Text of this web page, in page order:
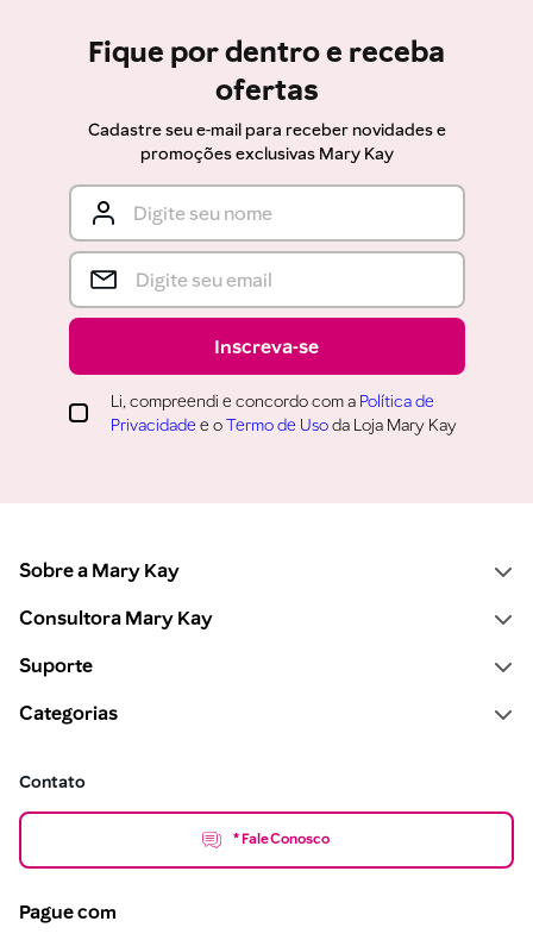
Fique por dentro e receba
ofertas
Cadastre seu e-mail para receber novidades e
promoções exclusivas Mary Kay
Inscreva-se
Li, compreendi e concordo com a Política de
Privacidade e oTermo de Usoda Loja Mary Kay
Sobre a Mary Kay
Consultora Mary Kay
Suporte
Categorias
Contato
* Fale Conosco
Pague com